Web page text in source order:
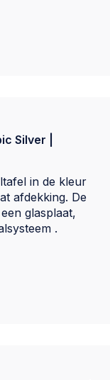
Silver |
in de kleur
afdekking. De
glasplaat,
.